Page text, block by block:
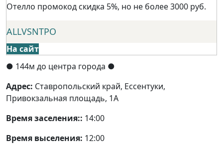
Отелло промокод скидка 5%, но не более 3000 руб.
ALLVSNTPO
На сайт
● 144м до центра города ●
Адрес: Ставропольский край, Ессентуки,
Привокзальная площадь, 1А
Время заселения:: 14:00
Время выселения: 12:00